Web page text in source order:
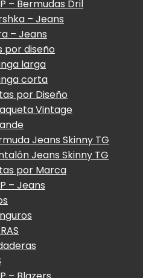
– Bermudas Dril
– Jeans
– Jeans
por diseño
larga
corta
por Diseño
Vintage
Jeans Skinny TG
Jeans Skinny TG
por Marca
– Jeans